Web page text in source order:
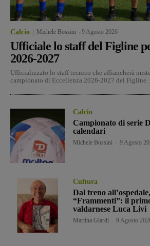
Calcio Michele Bossini 9 Agosto 2026
Ufficiale lo staff del Figline
2026-2027
Ufficializzato lo staff tecnico che affiancherà
campionato di Eccellenza 2026-2027 del Figline.
Calcio
Campionato di serie
calendari
Michele Bossini 9 Agosto
Cultura
Dal treno
“Frammenti”: il
valdarnese Luca Livi
Martina Giardi 9 Agosto